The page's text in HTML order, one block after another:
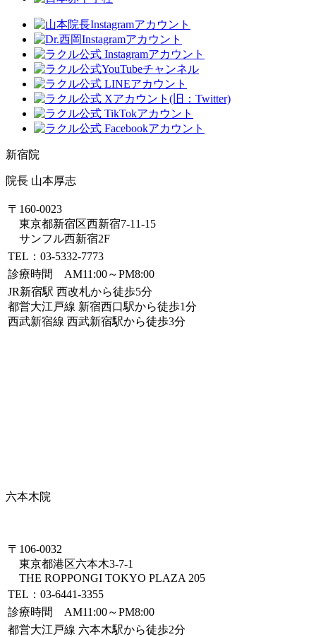
新宿院
院長 山本厚志
〒160-0023
東京都新宿区西新宿7-11-15
サンフル西新宿2F
TEL：03-5332-7773
診療時間 AM11:00～PM8:00
JR新宿駅 西改札から徒歩5分
都営大江戸線 新宿西口駅から徒歩1分
西武新宿線 西武新宿駅から徒歩3分
六本木院
〒106-0032
東京都港区六本木3-7-1
THE ROPPONGI TOKYO PLAZA 205
TEL：03-6441-3355
診療時間 AM11:00～PM8:00
都営大江戸線 六本木駅から徒歩2分